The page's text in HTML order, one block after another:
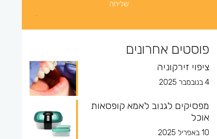
פוסטים אחרונים
ציפוי זירקוניה
4 בנובמבר 2025
מפסיקים לגנוב לאמא קופסאות
אוכל
10 באפריל 2025